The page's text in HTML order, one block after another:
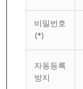
비밀번호
(*)
자동등록
방지